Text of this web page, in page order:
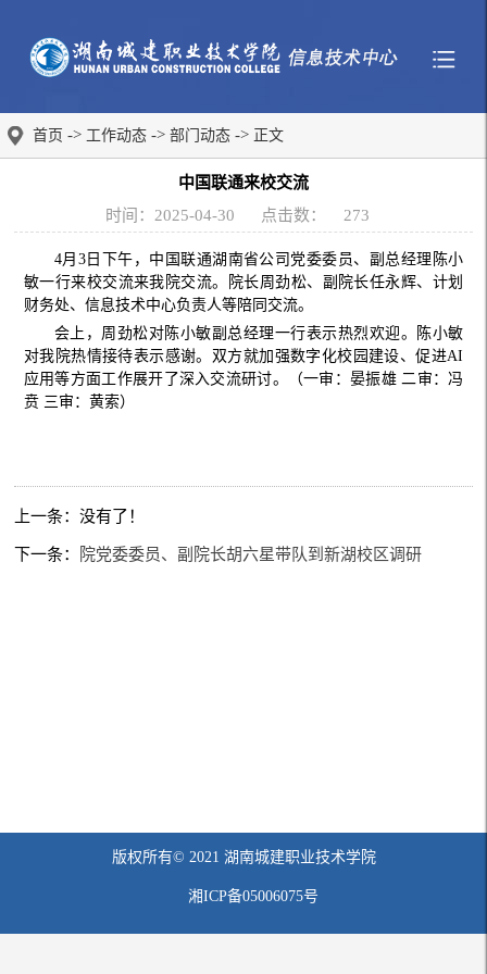
首页 -> 工作动态 -> 部门动态 -> 正文
中国联通来校交流
时间：2025-04-30
点击数： 273
4月3日下午，中国联通湖南省公司党委委员、副总经理陈小
敏一行来校交流来我院交流。院长周劲松、副院长任永辉、计划
财务处、信息技术中心负责人等陪同交流。
会上，周劲松对陈小敏副总经理一行表示热烈欢迎。陈小敏
对我院热情接待表示感谢。双方就加强数字化校园建设、促进AI
应用等方面工作展开了深入交流研讨。（一审：晏振雄 二审：冯
贲 三审：黄索）
上一条：没有了！
下一条： 院党委委员、副院长胡六星带队到新湖校区调研
版权所有© 2021 湖南城建职业技术学院
湘ICP备05006075号